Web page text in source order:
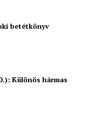
betétkönyv
Különös hármas